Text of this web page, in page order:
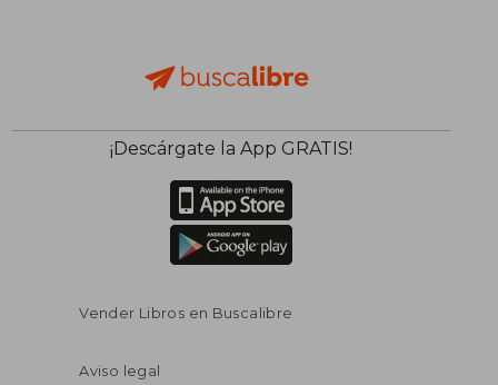
¡Descárgate la App GRATIS!
Vender Libros en Buscalibre
Aviso legal